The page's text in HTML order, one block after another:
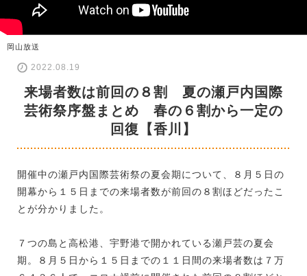
岡山放送
2022.08.19
来場者数は前回の８割 夏の瀬戸内国際
芸術祭序盤まとめ 春の６割から一定の
回復【香川】
開催中の瀬戸内国際芸術祭の夏会期について、８月５日の
開幕から１５日までの来場者数が前回の８割ほどだったこ
とが分かりました。
７つの島と高松港、宇野港で開かれている瀬戸芸の夏会
期。８月５日から１５日までの１１日間の来場者数は７万